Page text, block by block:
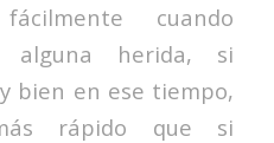
cuando
herida, si
bien en ese tiempo,
rápido que si